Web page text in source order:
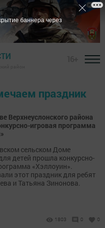
праздник
Верхнеуслонского района
игровая программа
сельском Доме
детей прошла конкурсно-
«Хэллоуин».
этот праздник для ребят
и Татьяна Зинонова.
1803 0 0
баннера через